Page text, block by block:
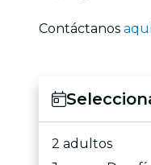
Contáctanos
2 adultos